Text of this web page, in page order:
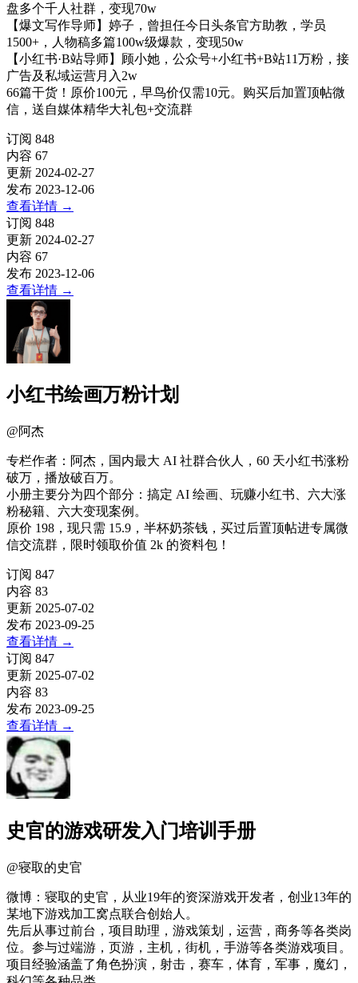
盘多个千人社群，变现70w
【爆文写作导师】婷子，曾担任今日头条官方助教，学员
1500+，人物稿多篇100w级爆款，变现50w
【小红书·B站导师】顾小她，公众号+小红书+B站11万粉，接
广告及私域运营月入2w
66篇干货！原价100元，早鸟价仅需10元。购买后加置顶帖微
信，送自媒体精华大礼包+交流群
订阅 848
内容 67
更新 2024-02-27
发布 2023-12-06
查看详情 →
订阅 848
更新 2024-02-27
内容 67
发布 2023-12-06
查看详情 →
小红书绘画万粉计划
@阿杰
专栏作者：阿杰，国内最大 AI 社群合伙人，60 天小红书涨粉
破万，播放破百万。
小册主要分为四个部分：搞定 AI 绘画、玩赚小红书、六大涨
粉秘籍、六大变现案例。
原价 198，现只需 15.9，半杯奶茶钱，买过后置顶帖进专属微
信交流群，限时领取价值 2k 的资料包！
订阅 847
内容 83
更新 2025-07-02
发布 2023-09-25
查看详情 →
订阅 847
更新 2025-07-02
内容 83
发布 2023-09-25
查看详情 →
史官的游戏研发入门培训手册
@寝取的史官
微博：寝取的史官，从业19年的资深游戏开发者，创业13年的
某地下游戏加工窝点联合创始人。
先后从事过前台，项目助理，游戏策划，运营，商务等各类岗
位。参与过端游，页游，主机，街机，手游等各类游戏项目。
项目经验涵盖了角色扮演，射击，赛车，体育，军事，魔幻，